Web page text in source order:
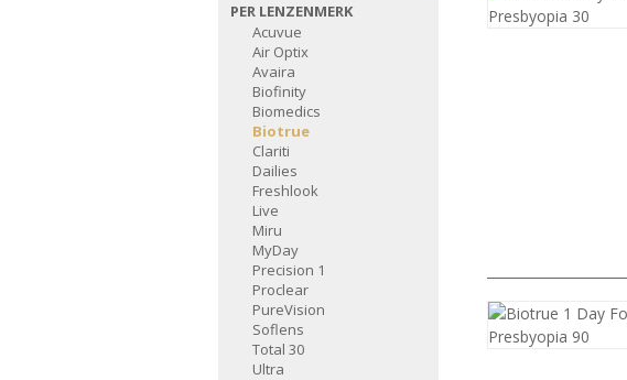
PER LENZENMERK
Acuvue
Air Optix
Avaira
Biofinity
Biomedics
Biotrue
Clariti
Dailies
Freshlook
Live
Miru
MyDay
Precision 1
Proclear
PureVision
Soflens
Total 30
Ultra